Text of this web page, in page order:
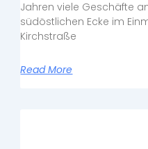
Jahren viele Geschäfte
südöstlichen Ecke im
Kirchstraße
Read More